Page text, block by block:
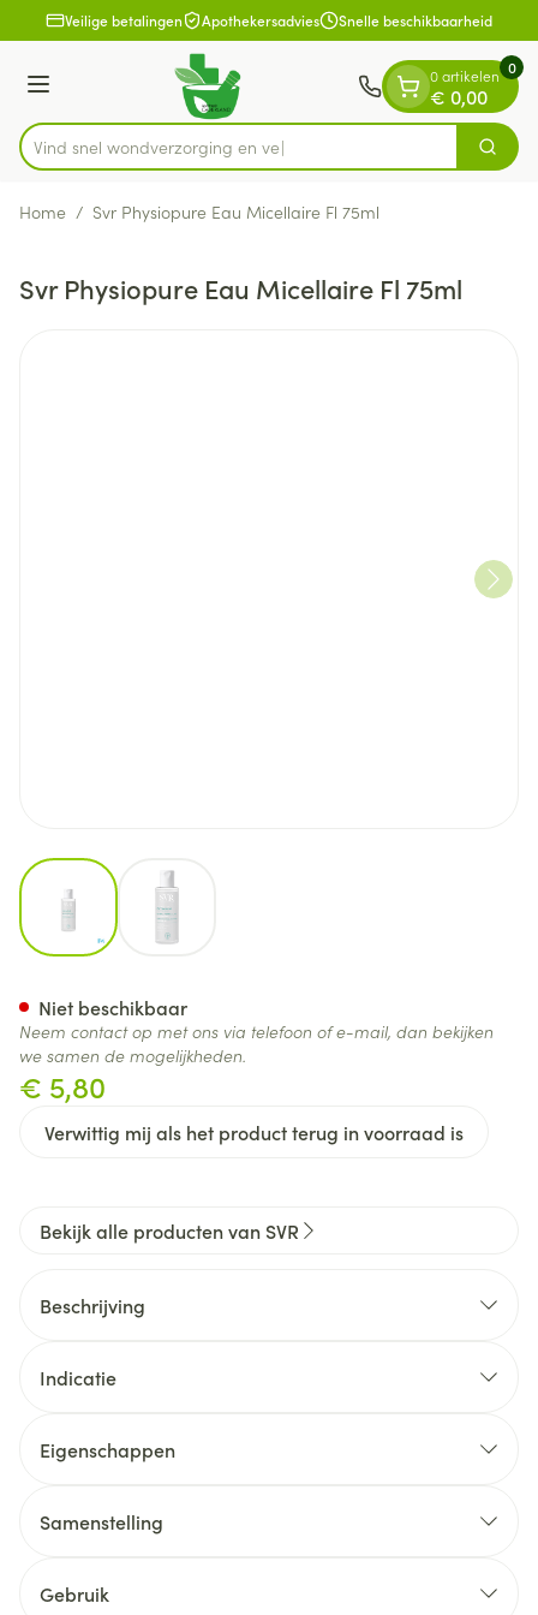
Ga naar de inhoud
1 van 1Veilige betalingen Apothekersadvies Snelle beschikbaarheid
Menu
Product, merk, categorie...
Vind snel wondverzorgin Zoek
0 artikelen
€ 0,00
0
Home / Svr Physiopure Eau Micellaire Fl 75ml
Svr Physiopure Eau Micellaire Fl 75ml
View larger imageView larger image
€ 5,80
Verwittig mij als het product terug in voorraad is
Niet beschikbaar
Neem contact op met ons via telefoon of e-mail, dan bekijken
we samen de mogelijkheden.
Bekijk alle producten van SVR
Beschrijving
Oxygenderend magnesium
Een exclusief hydraterend complex
Indicatie
Eigenschappen
Samenstelling
Gebruik